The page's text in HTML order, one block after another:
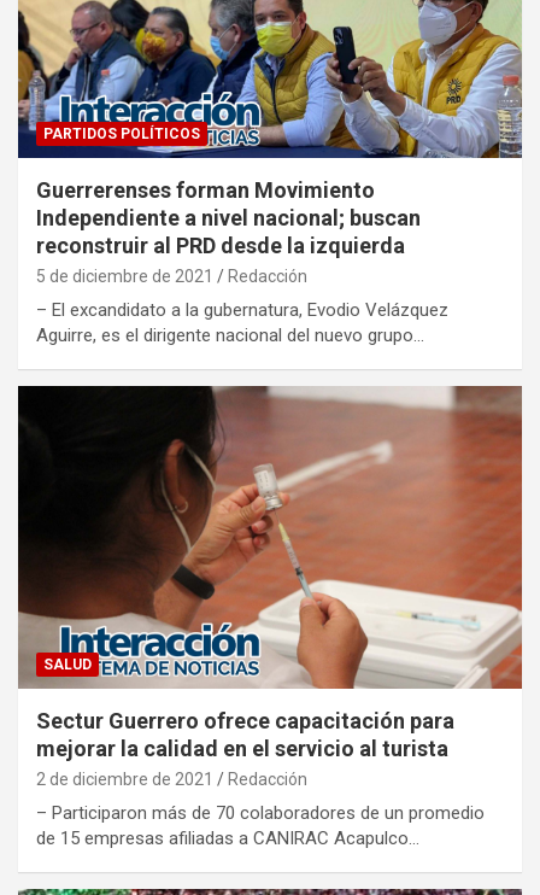
PARTIDOS POLÍTICOS
Guerrerenses forman Movimiento
Independiente a nivel nacional; buscan
reconstruir al PRD desde la izquierda
5 de diciembre de 2021 Redacción
– El excandidato a la gubernatura, Evodio Velázquez
Aguirre, es el dirigente nacional del nuevo grupo…
SALUD
Sectur Guerrero ofrece capacitación para
mejorar la calidad en el servicio al turista
2 de diciembre de 2021 Redacción
– Participaron más de 70 colaboradores de un promedio
de 15 empresas afiliadas a CANIRAC Acapulco…